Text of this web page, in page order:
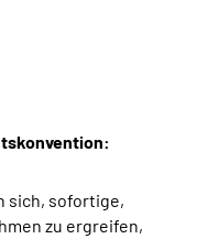
sich, sofortige,
zu ergreifen,